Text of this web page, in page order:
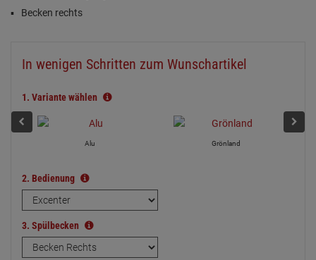
Becken rechts
In wenigen Schritten zum Wunschartikel
1. Variante wählen
Alu Grönland
2. Bedienung
3. Spülbecken